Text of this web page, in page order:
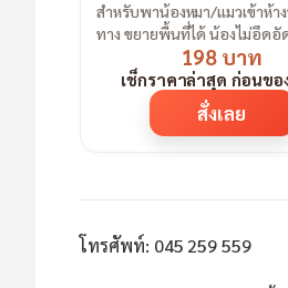
สำหรับพาน้องหมา/แมวเข้าห้า
ทาง ขยายพื้นที่ได้ น้องไม่อึดอั
198 บาท
เช็กราคาล่าสุด ก่อนขอ
สั่งเลย
โทรศัพท์: 045 259 559